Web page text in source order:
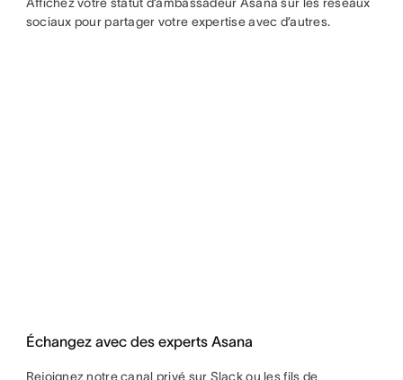
sociaux pour partager votre expertise avec d’autres.
Échangez avec des experts Asana
Rejoignez notre canal privé sur Slack ou les fils de